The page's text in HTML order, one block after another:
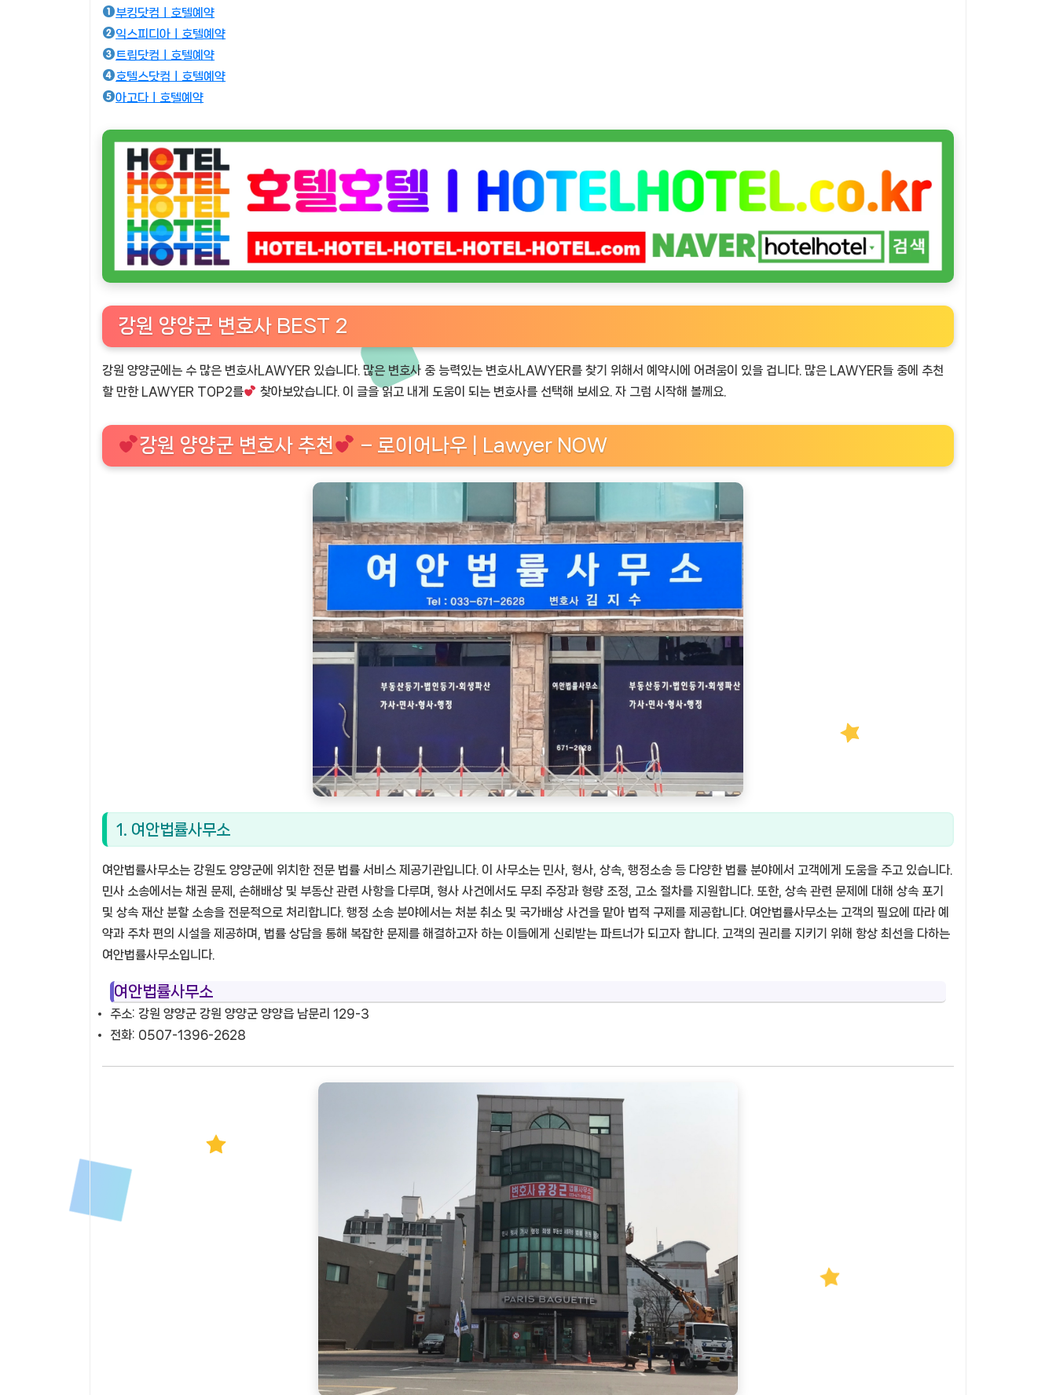
부킹닷컴ㅣ호텔예약
익스피디아ㅣ호텔예약
트립닷컴ㅣ호텔예약
호텔스닷컴ㅣ호텔예약
아고다ㅣ호텔예약
강원 양양군 변호사 BEST 2
강원 양양군에는 수 많은 변호사LAWYER 있습니다. 많은 변호사 중 능력있는 변호사LAWYER를 찾기 위해서 예약시에 어려움이 있을 겁니다. 많은 LAWYER들 중에 추천
할 만한 LAWYER TOP2를
찾아보았습니다. 이 글을 읽고 내게 도움이 되는 변호사를 선택해 보세요. 자 그럼 시작해 볼께요.
강원 양양군 변호사 추천 – 로이어나우 | Lawyer NOW
1. 여안법률사무소
여안법률사무소는 강원도 양양군에 위치한 전문 법률 서비스 제공기관입니다. 이 사무소는 민사, 형사, 상속, 행정소송 등 다양한 법률 분야에서 고객에게 도움을 주고 있습니다.
민사 소송에서는 채권 문제, 손해배상 및 부동산 관련 사항을 다루며, 형사 사건에서도 무죄 주장과 형량 조정, 고소 절차를 지원합니다. 또한, 상속 관련 문제에 대해 상속 포기
및 상속 재산 분할 소송을 전문적으로 처리합니다. 행정 소송 분야에서는 처분 취소 및 국가배상 사건을 맡아 법적 구제를 제공합니다. 여안법률사무소는 고객의 필요에 따라 예
약과 주차 편의 시설을 제공하며, 법률 상담을 통해 복잡한 문제를 해결하고자 하는 이들에게 신뢰받는 파트너가 되고자 합니다. 고객의 권리를 지키기 위해 항상 최선을 다하는
여안법률사무소입니다.
여안법률사무소
주소: 강원 양양군 강원 양양군 양양읍 남문리 129-3
전화: 0507-1396-2628